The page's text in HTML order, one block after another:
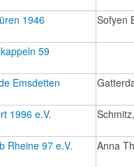
1946 Sofyen
59
Emsdetten
1996 e.V.
Rheine 97 e.V. Anna